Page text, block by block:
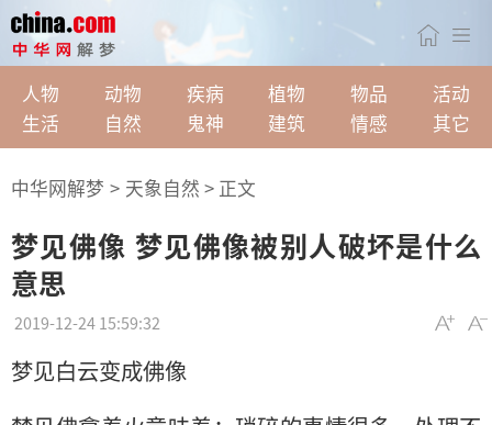
人物 动物 疾病 植物 物品
活动
生活
自然 鬼神 建筑 情感 其它
中华网解梦 > 天象自然 > 正文
梦见佛像 梦见佛像被别人破坏是什么
意思
2019-12-24 15:59:32
梦见白云变成佛像